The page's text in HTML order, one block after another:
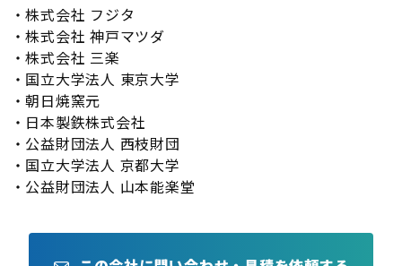
・株式会社 フジタ
・株式会社 神戸マツダ
・株式会社 三楽
・国立大学法人 東京大学
・朝日焼窯元
・日本製鉄株式会社
・公益財団法人 西枝財団
・国立大学法人 京都大学
・公益財団法人 山本能楽堂